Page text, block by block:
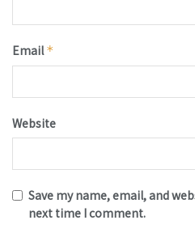
Email*
Website
Save my name, email, and
next time I comment.